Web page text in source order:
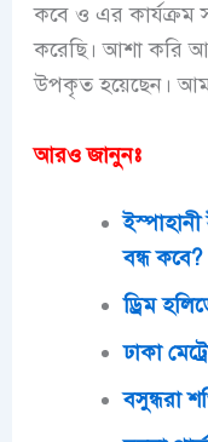
কবে ও এর কার্যক্রম
করেছি। আশা করি
উপকৃত হয়েছেন।
আরও জানুনঃ
বন্ধ কবে?
ড্রিম
ঢাকা
বসুন্ধরা